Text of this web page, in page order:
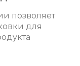
позволяет
для